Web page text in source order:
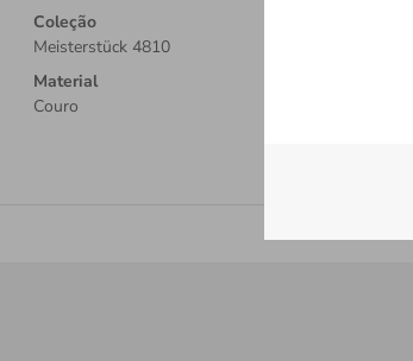
Coleção
Meisterstück 4810
Material
Couro